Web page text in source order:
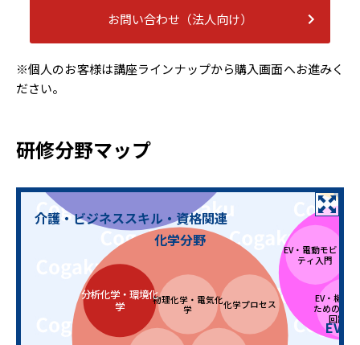
お問い合わせ（法人向け）
※個人のお客様は講座ラインナップから購入画面へお進みく
ださい。
研修分野マップ
EV・電動モビリ
ティ入門
EV・機械
ための電気
回路入
体験型eラー
半導体デバイス
物理化学・電気化
学
分析化学・環境化
学
化学プロセス
QC検定®
マネジメント
社会人基礎力 事術
スキル
グローバル
ス・マネジメ
ント®検定
外国人
EV分
電
化学分野
介護・ビジネススキル・資格関連